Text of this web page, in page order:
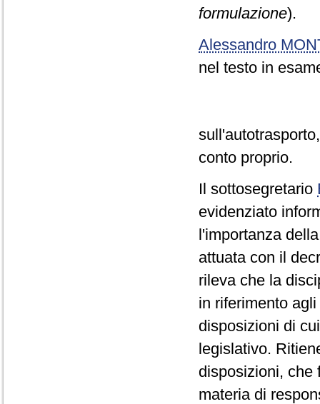
formulazione).
Alessandro
nel testo in
conto proprio.
Il sottosegretario
evidenziato
l'importanza
attuata con il
rileva che la
in riferimento
disposizioni di
legislativo.
disposizioni, che
materia di